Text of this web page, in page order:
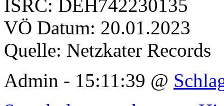
ISRC: DEH742230135
VÖ Datum: 20.01.2023
Quelle: Netzkater Records
Admin - 15:11:39 @